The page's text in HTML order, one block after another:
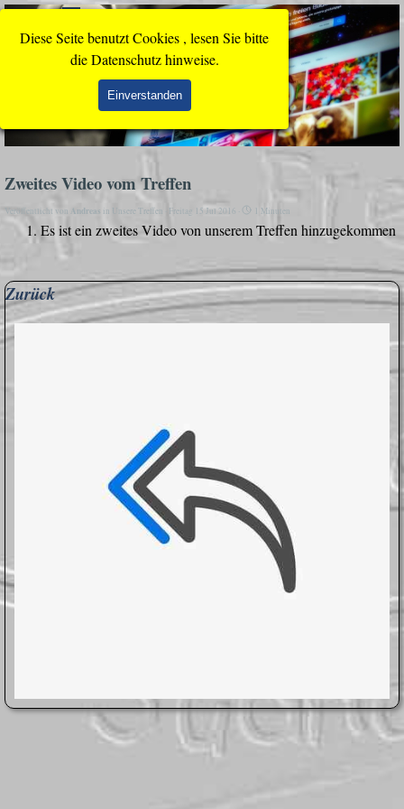
Diese Seite benutzt Cookies , lesen Sie bitte
die Datenschutz hinweise.
Einverstanden
Direkt zum SeiteninhaltMenü überspringen
Zweites Video vom Treffen
Veröffentlicht von Andreas in Unsere Treffen · Freitag 15 Jul 2016 · 1 Minuten
Es ist ein zweites Video von unserem Treffen hinzugekommen
Block überspringen Zurück
Zurück